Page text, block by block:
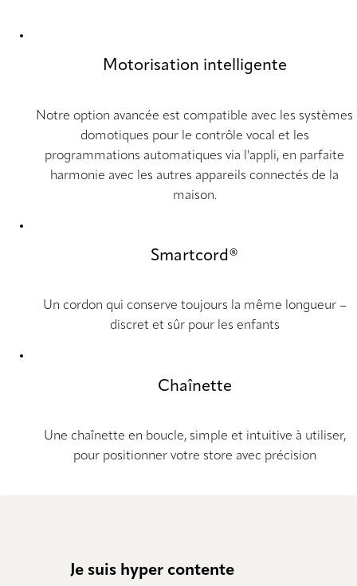
Motorisation intelligente
Notre option avancée est compatible avec les systèmes
domotiques pour le contrôle vocal et les
programmations automatiques via l'appli, en parfaite
harmonie avec les autres appareils connectés de la
maison.
Smartcord®
Un cordon qui conserve toujours la même longueur –
discret et sûr pour les enfants
Chaînette
Une chaînette en boucle, simple et intuitive à utiliser,
pour positionner votre store avec précision
Je suis hyper contente